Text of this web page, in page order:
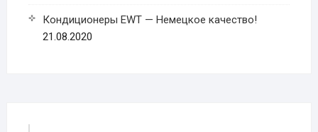
Кондиционеры EWT — Немецкое качество!
21.08.2020